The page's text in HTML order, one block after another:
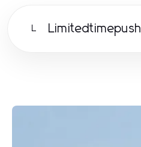
L Limitedtimepush